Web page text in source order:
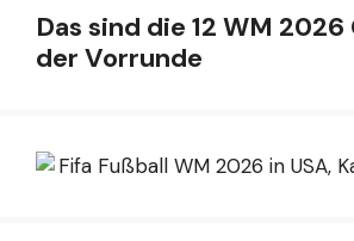
Das sind die 12 WM
der Vorrunde